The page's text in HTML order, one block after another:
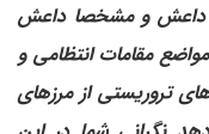
داعش و مشخصا داعش
مقامات انتظامی و
تروریستی از مرزهای